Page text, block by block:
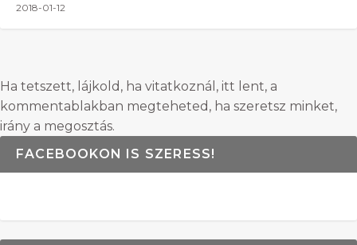
2018-01-12
Ha tetszett, lájkold, ha vitatkoznál, itt lent, a
kommentablakban megteheted, ha szeretsz minket,
irány a megosztás.
FACEBOOKON IS SZERESS!